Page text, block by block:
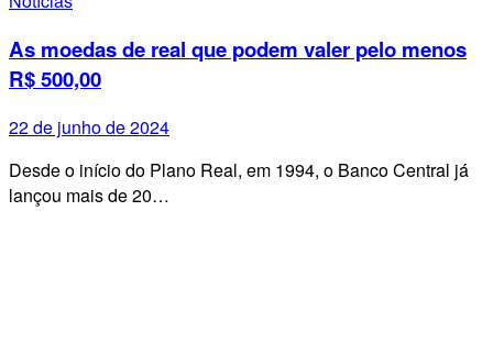
As moedas de real que podem valer pelo menos
R$ 500,00
22 de junho de 2024
Desde o início do Plano Real, em 1994, o Banco Central já
lançou mais de 20…